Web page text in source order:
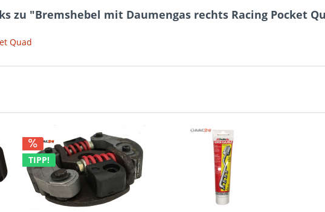
zu "Bremshebel mit Daumengas rechts Racing Pocket
Quad
TIPP!